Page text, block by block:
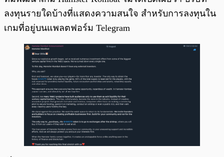
ลงทุนรายใดบ้างที่แสดงความสนใจ สำหรับการลงทุนใน
เกมที่อยู่บนแพลตฟอร์ม Telegram